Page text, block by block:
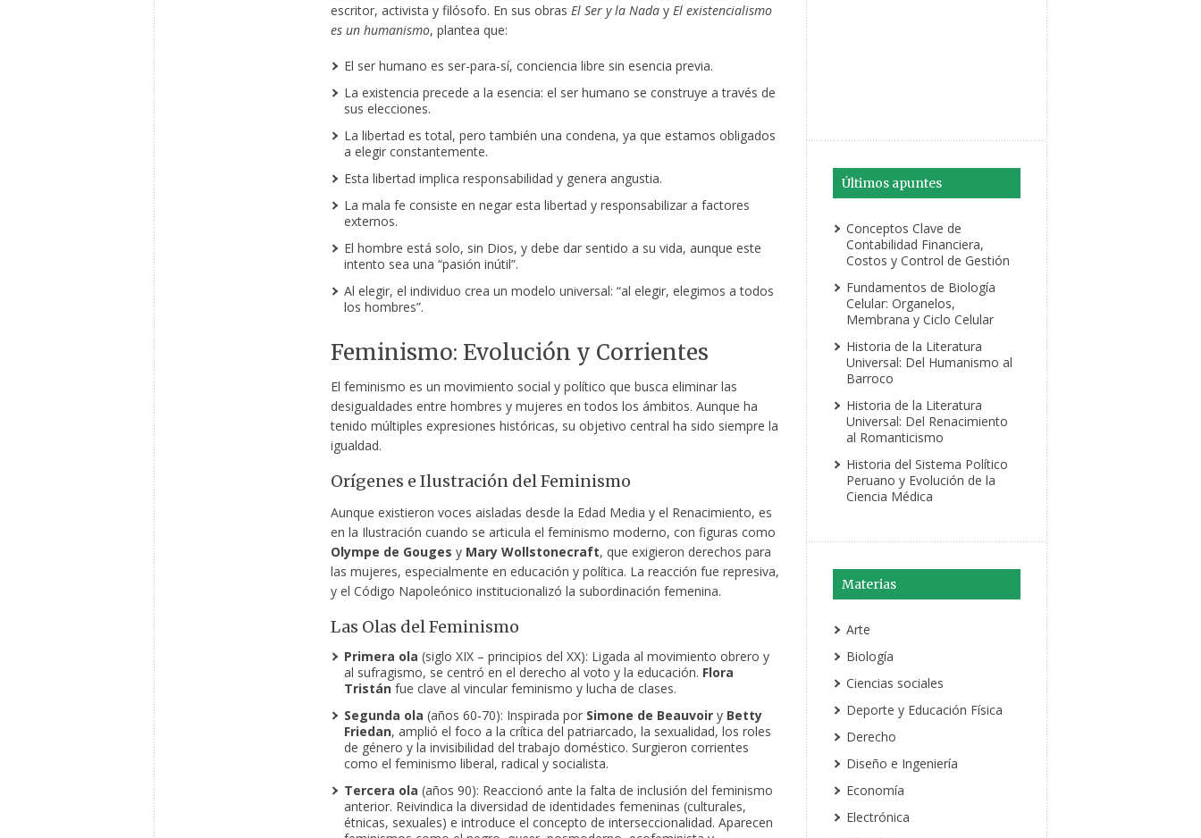
escritor, activista y filósofo. En sus obras El Ser y la Naday El existencialismo
es un humanismo, plantea que:
El ser humano es ser-para-sí, conciencia libre sin esencia previa.
La existencia precede a la esencia: el ser humano se construye a través de
sus elecciones.
La libertad es total, pero también una condena, ya que estamos obligados
a elegir constantemente.
Esta libertad implica responsabilidad y genera angustia.
La mala fe consiste en negar esta libertad y responsabilizar a factores
externos.
El hombre está solo, sin Dios, y debe dar sentido a su vida, aunque este
intento sea una “pasión inútil”.
Al elegir, el individuo crea un modelo universal: “al elegir, elegimos a todos
los hombres”.
Feminismo: Evolución y Corrientes
El feminismo es un movimiento social y político que busca eliminar las
desigualdades entre hombres y mujeres en todos los ámbitos. Aunque ha
tenido múltiples expresiones históricas, su objetivo central ha sido siempre la
igualdad.
Orígenes e Ilustración del Feminismo
Aunque existieron voces aisladas desde la Edad Media y el Renacimiento, es
en la Ilustración cuando se articula el feminismo moderno, con figuras como
Olympe de Gouges y Mary Wollstonecraft, que exigieron derechos para
las mujeres, especialmente en educación y política. La reacción fue represiva,
y el Código Napoleónico institucionalizó la subordinación femenina.
Las Olas del Feminismo
Primera ola (siglo XIX – principios del XX): Ligada al movimiento obrero y
al sufragismo, se centró en el derecho al voto y la educación. Flora
Tristánfue clave al vincular feminismo y lucha de clases.
Segunda ola (años 60-70): Inspirada por Simone de Beauvoiry Betty
Friedan, amplió el foco a la crítica del patriarcado, la sexualidad, los roles
de género y la invisibilidad del trabajo doméstico. Surgieron corrientes
como el feminismo liberal, radical y socialista.
Tercera ola (años 90): Reaccionó ante la falta de inclusión del feminismo
anterior. Reivindica la diversidad de identidades femeninas (culturales,
étnicas, sexuales) e introduce el concepto de interseccionalidad. Aparecen
Últimos apuntes
Conceptos Clave de
Contabilidad Financiera,
Costos y Control de Gestión
Fundamentos de Biología
Celular: Organelos,
Membrana y Ciclo Celular
Historia de la Literatura
Universal: Del Humanismo al
Barroco
Historia de la Literatura
Universal: Del Renacimiento
al Romanticismo
Historia del Sistema Político
Peruano y Evolución de la
Ciencia Médica
Materias
Arte
Biología
Ciencias sociales
Deporte y Educación Física
Derecho
Diseño e Ingeniería
Economía
Electrónica